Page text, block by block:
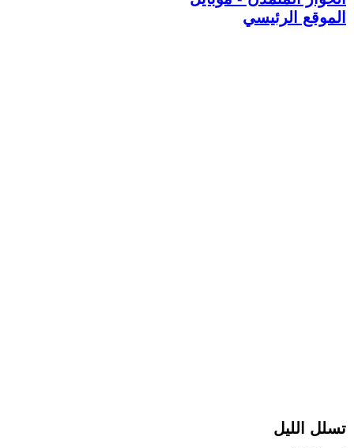
الموقع الرئيسي
تسلل الليل